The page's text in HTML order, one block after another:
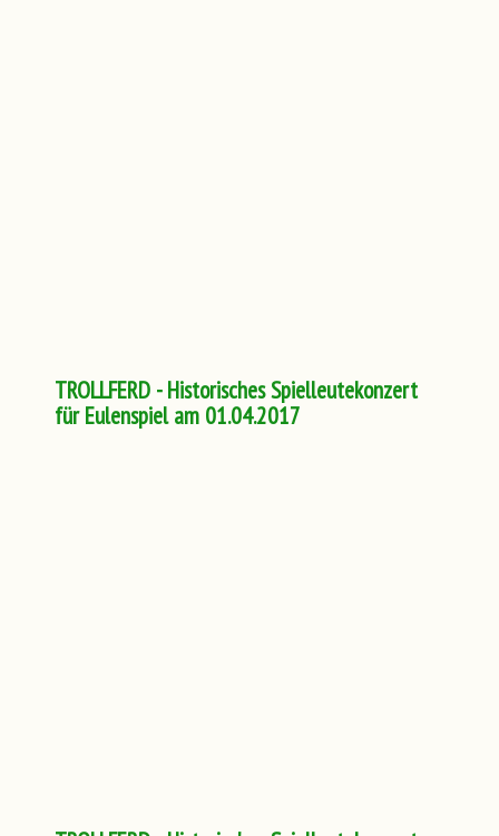
TROLLFERD - Historisches Spielleutekonzert
für Eulenspiel am 01.04.2017